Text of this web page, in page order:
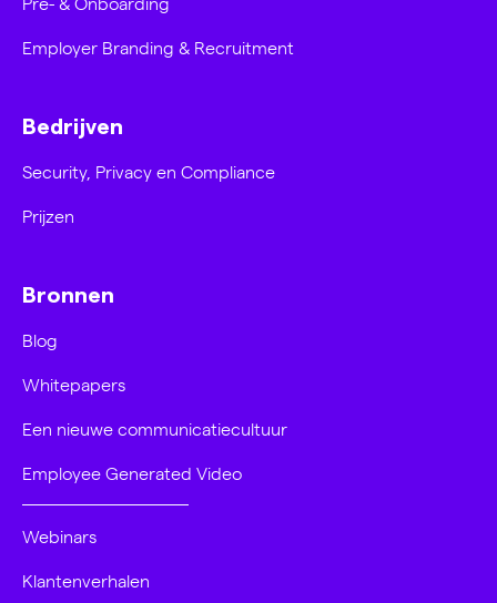
Employer Branding & Recruitment
Bedrijven
Security, Privacy en Compliance
Prijzen
Bronnen
Blog
Whitepapers
Een nieuwe communicatiecultuur
Employee Generated Video
Webinars
Klantenverhalen